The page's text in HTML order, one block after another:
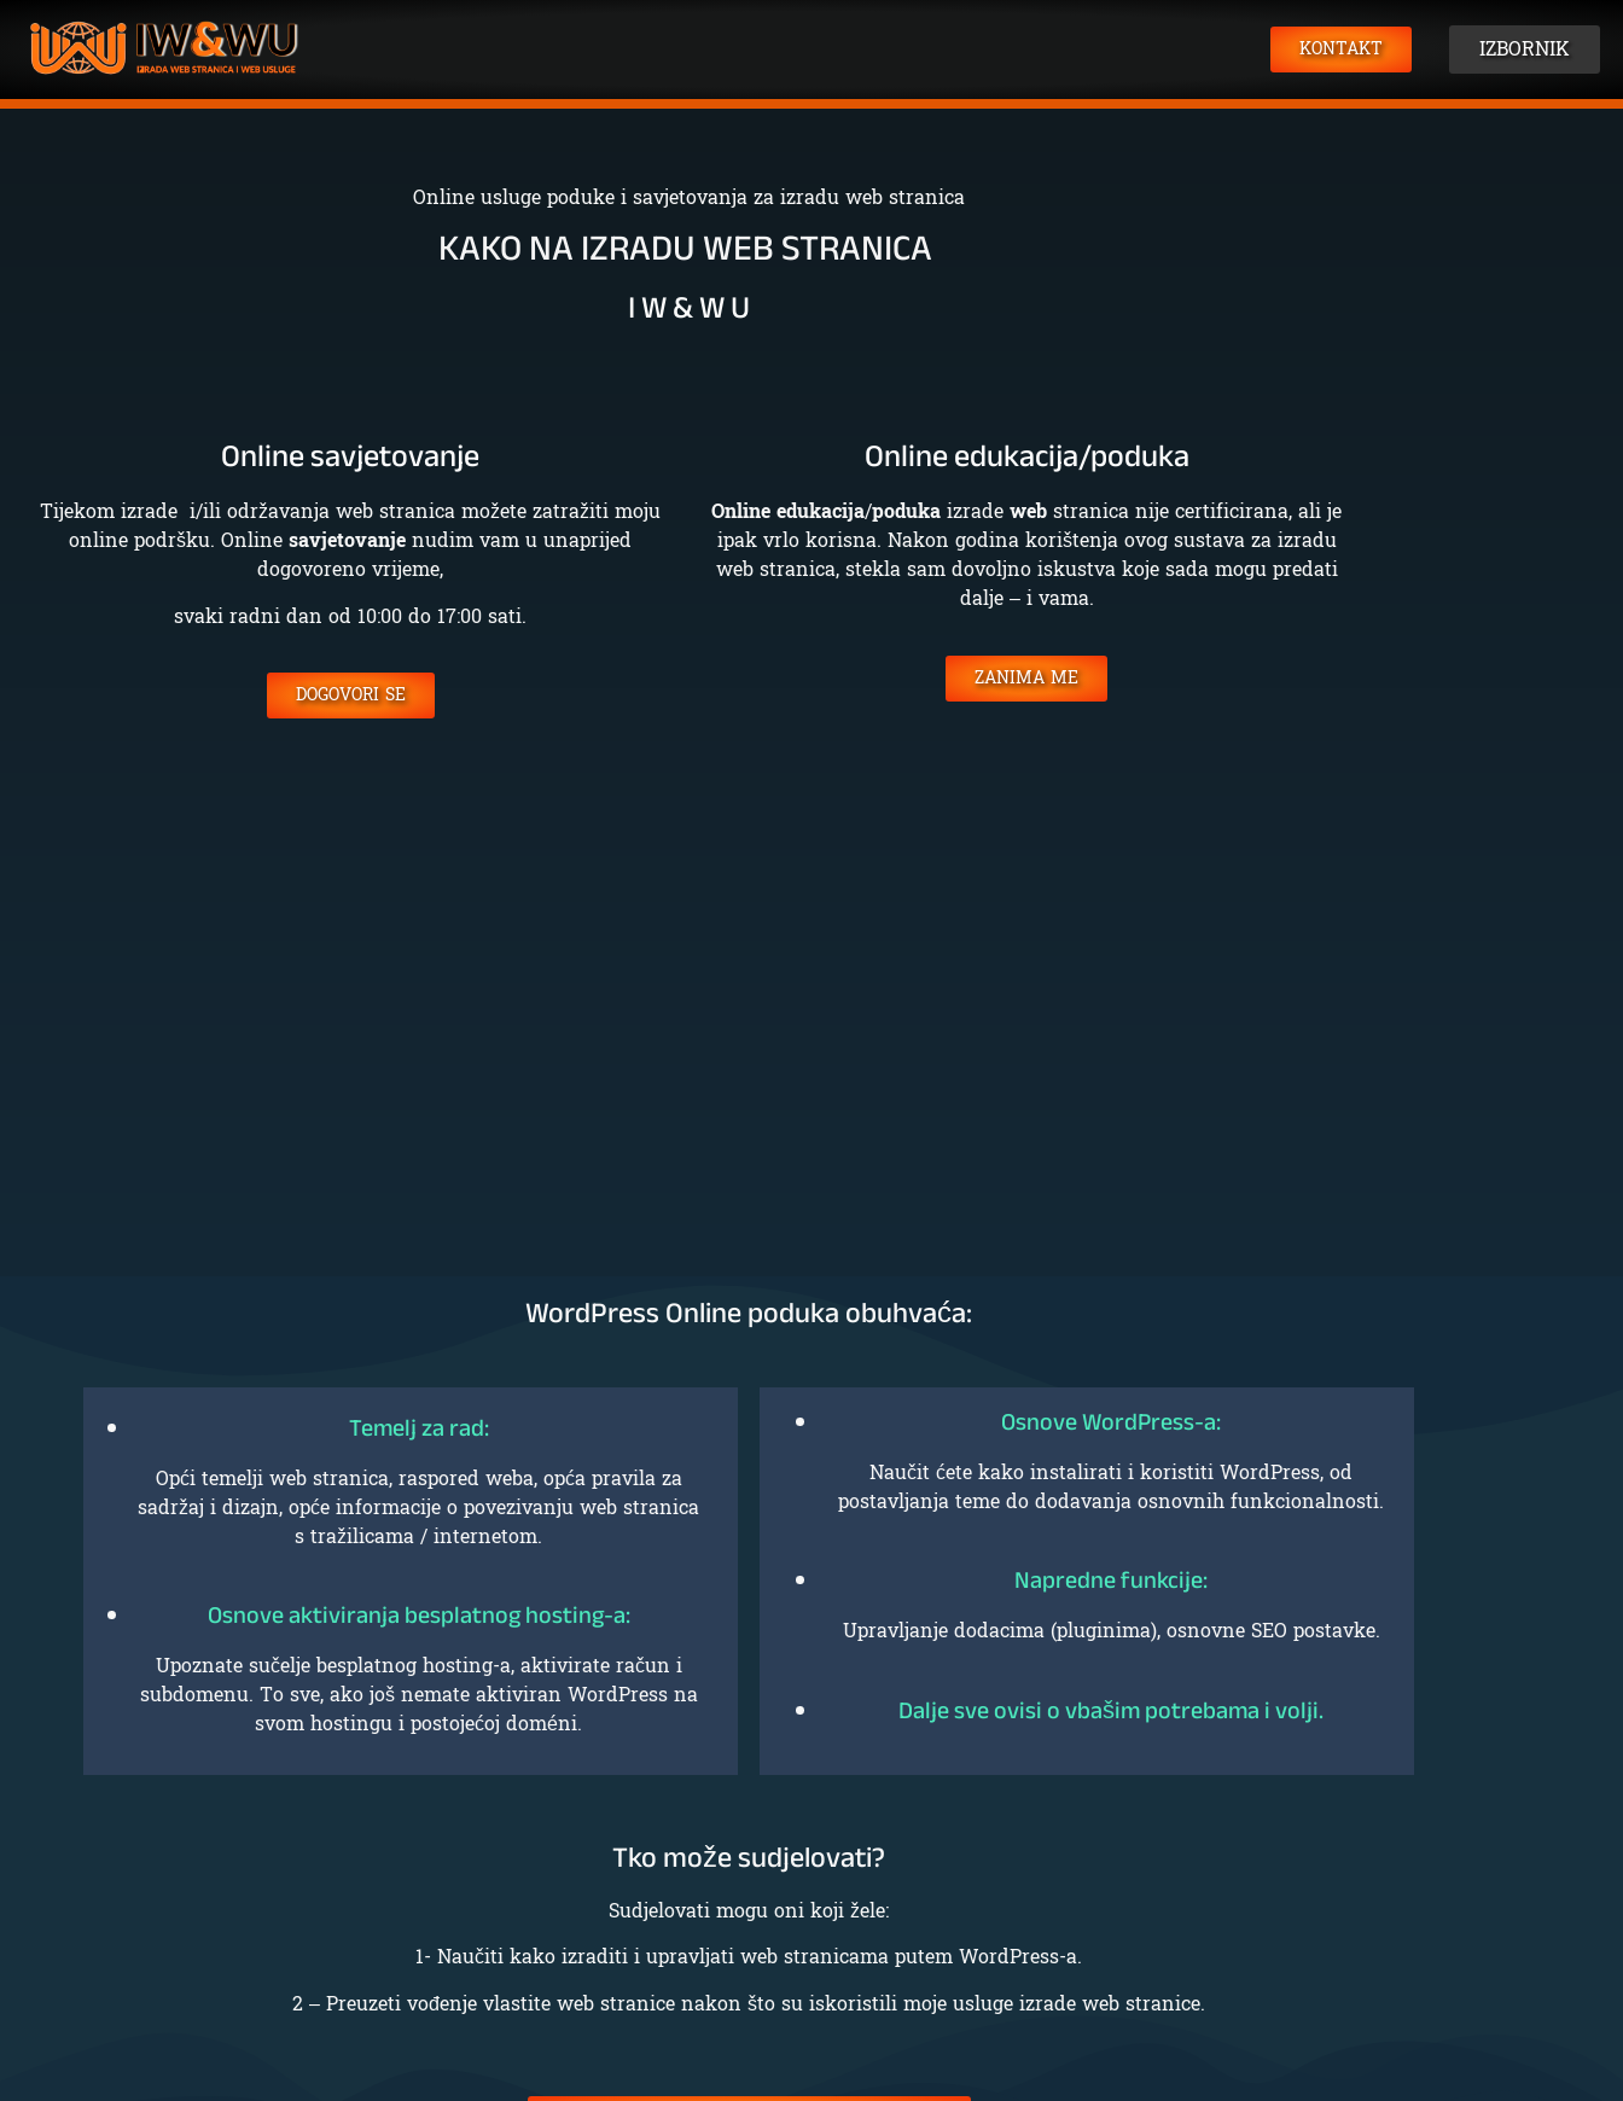
KONTAKT IZBORNIK
Online usluge poduke i savjetovanja za izradu web stranica
KAKO NA IZRADU WEB STRANICA
I W & W U
Online savjetovanje
Tijekom izrade i/ili održavanja web stranica možete zatražiti moju
online podršku. Onlinesavjetovanjenudim vam u unaprijed
dogovoreno vrijeme,
svaki radni dan od 10:00 do 17:00 sati.
DOGOVORI SE
Online edukacija/poduka
Online edukacija/podukaizradewebstranica nije certificirana, ali je
ipak vrlo korisna. Nakon godina korištenja ovog sustava za izradu
web stranica, stekla sam dovoljno iskustva koje sada mogu predati
dalje – i vama.
ZANIMA ME
WordPress Online poduka obuhvaća:
Temelj za rad:
Opći temelji web stranica, raspored weba, opća pravila za
sadržaj i dizajn, opće informacije o povezivanju web stranica
s tražilicama / internetom.
Osnove aktiviranja besplatnog hosting-a:
Upoznate sučelje besplatnog hosting-a, aktivirate račun i
subdomenu. To sve, ako još nemate aktiviran WordPress na
svom hostingu i postojećoj doméni.
Osnove WordPress-a:
Naučit ćete kako instalirati i koristiti WordPress, od
postavljanja teme do dodavanja osnovnih funkcionalnosti.
Napredne funkcije:
Upravljanje dodacima (pluginima), osnovne SEO postavke.
Dalje sve ovisi o vbašim potrebama i volji.
Tko može sudjelovati?
Sudjelovati mogu oni koji žele:
1- Naučiti kako izraditi i upravljati web stranicama putem WordPress-a.
2 – Preuzeti vođenje vlastite web stranice nakon što su iskoristili moje usluge izrade web stranice.